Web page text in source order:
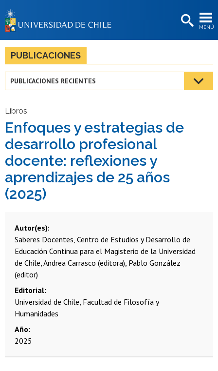
MENÚ
BIBLIOTECAS
LA UNIVERSIDAD
Estudiantes
Funcionarias/os
Egresadas/os
PUBLICACIONES
PUBLICACIONES RECIENTES
Libros
Enfoques y estrategias de
desarrollo profesional
docente: reflexiones y
aprendizajes de 25 años
(2025)
Autor(es)
Saberes Docentes, Centro de Estudios y Desarrollo de
Educación Continua para el Magisterio de la Universidad
de Chile, Andrea Carrasco (editora), Pablo González
(editor)
Editorial
Universidad de Chile, Facultad de Filosofía y
Humanidades
Año
2025